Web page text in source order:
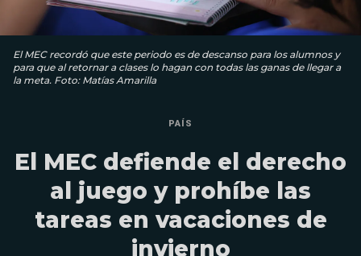
El MEC recordó que este periodo es de descanso para los alumnos y
para que al retornar a clases lo hagan con todas las ganas de llegar a
la meta. Foto: Matías Amarilla
PAÍS
El MEC defiende el derecho
al juego y prohíbe las
tareas en vacaciones de
invierno